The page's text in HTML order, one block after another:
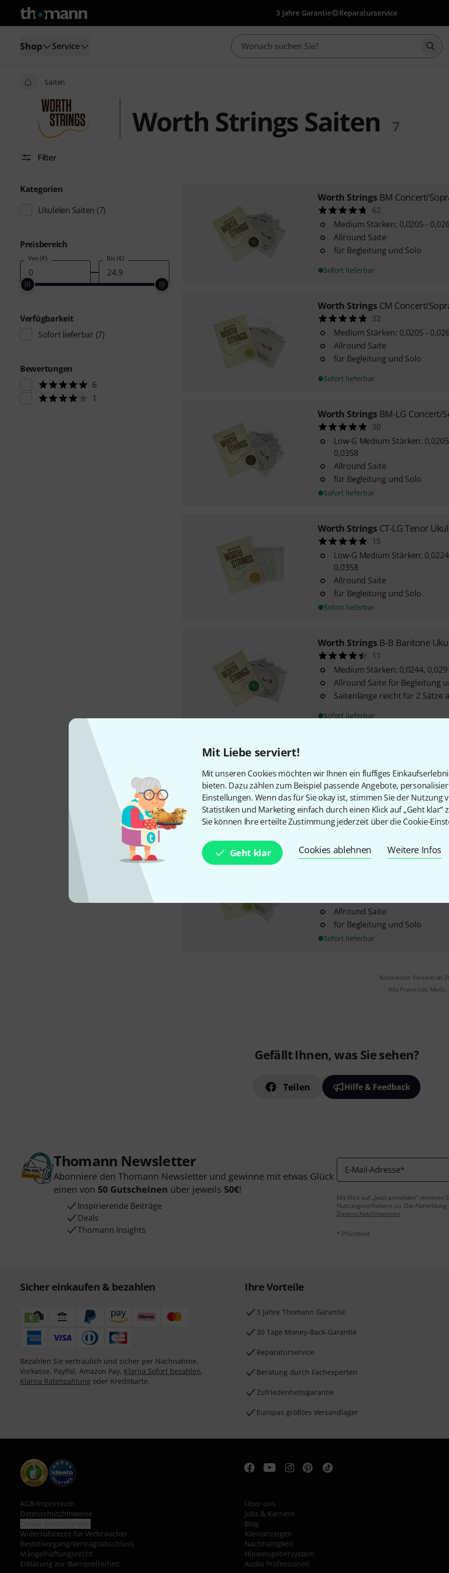
Mit Liebe serviert!
Mit unseren Cookies möchten wir Ihnen ein fluffiges
bieten. Dazu zählen zum Beispiel passende Angebote,
Einstellungen. Wenn das für Sie okay ist, stimmen Sie der Nutzung
Statistiken und Marketing einfach durch einen Klick auf „Geht klar“
Sie können Ihre erteilte Zustimmung jederzeit über die Cookie-
Geht klar Cookies ablehnen Weitere Infos
3 Jahre Garantie Reparaturservice
Shop Service
Saiten
Worth Strings Saiten 7
Filter
Kategorien
Ukulelen Saiten (7)
Preisbereich
Von (€) Bis (€)
Verfügbarkeit
Sofort lieferbar (7)
Bewertungen
6
1
Worth Strings BM Concert/
62
Medium Stärken: 0,0205 -
Allround Saite
für Begleitung und Solo
Sofort lieferbar
Worth Strings CM Concert/
32
Medium Stärken: 0,0205 -
Allround Saite
für Begleitung und Solo
Sofort lieferbar
Worth Strings BM-LG Concert/
30
Low-G Medium Stärken:
0,0358
Allround Saite
für Begleitung und Solo
Sofort lieferbar
Worth Strings CT-LG Tenor
15
Low-G Medium Stärken:
0,0358
Allround Saite
für Begleitung und Solo
Sofort lieferbar
Worth Strings B-B Baritone
11
Medium Stärken: 0,0244,
Allround Saite für Begleitung
Saitenlänge reicht für 2 Sätze
Sofort lieferbar
Medium Stärken: 0,0224 -
Allround Saite
für Begleitung und Solo
Sofort lieferbar
Worth Strings CM-LG
Allround Saite
für Begleitung und Solo
Sofort lieferbar
Kostenloser Versand ab
Alle Preise inkl. MwSt.
Gefällt Ihnen, was Sie sehen?
Teilen Hilfe & Feedback
Thomann Newsletter
Abonniere den Thomann Newsletter und gewinne mit etwas Glück
einen von 50 Gutscheinen über jeweils 50€!
Inspirierende Beiträge
Deals
Thomann Insights
E-Mail-Adresse*
Mit Klick auf „Jetzt anmelden“
Nutzungsverhaltens zu. Die
Datenschutzhinweisen.
* Pflichtfeld
Sicher einkaufen & bezahlen
Bezahlen Sie vertraulich und sicher per Nachnahme,
Vorkasse, PayPal, Amazon Pay, Klarna Sofort bezahlen,
Klarna Ratenzahlung oder Kreditkarte.
Ihre Vorteile
3 Jahre Thomann Garantie
30 Tage Money-Back-Garantie
Reparaturservice
Beratung durch Fachexperten
Zufriedenheitsgarantie
Europas größtes Versandlager
AGB/Impressum
Datenschutzhinweise
Widerrufsrecht für Verbraucher
Bestellvorgang/Vertragsabschluss
Mängelhaftungsrecht
Erklärung zur Barrierefreiheit
Über uns
Jobs & Karriere
Blog
Kleinanzeigen
Nachhaltigkeit
Hinweisgebersystem
Audio Professionell